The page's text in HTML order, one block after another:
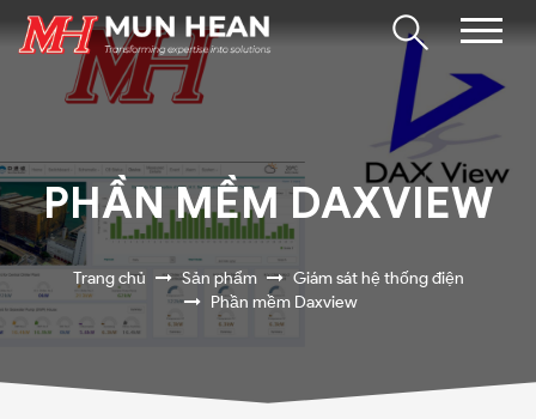
PHẦN MỀM DAXVIEW
Trang chủ Sản phẩm
Giám sát hệ thống điện
Phần mềm Daxview